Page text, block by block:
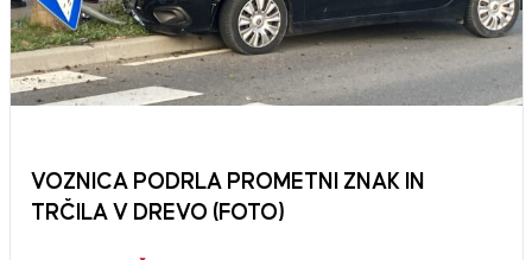
VOZNICA PODRLA PROMETNI ZNAK IN
TRČILA V DREVO (FOTO)